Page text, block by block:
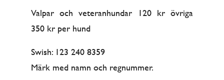
Valpar och veteranhundar 120 kr övriga
350 kr per hund
Swish: 123 240 8359
Märk med namn och regnummer.